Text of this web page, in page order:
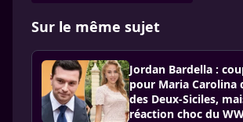
Sur le même sujet
Jordan Bardella :
pour Maria Carolina
des Deux-Siciles,
réaction choc du